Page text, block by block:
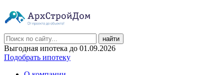
найти
Выгодная ипотека до 01.09.2026
Подобрать ипотеку